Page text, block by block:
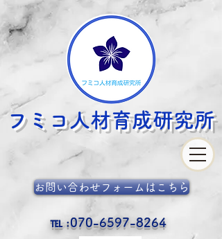
℡ :070-6597-8264
フミコ人材育成研究所
お問い合わせフォームはこちら